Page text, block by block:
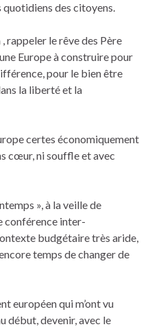
quotidiens des citoyens.
rappeler le rêve des Père
Europe à construire pour
pour le bien être
la liberté et la
certes économiquement
cœur, ni souffle et avec
», à la veille de
conférence inter-
budgétaire très aride,
temps de changer de
européen qui m’ont vu
début, devenir, avec le